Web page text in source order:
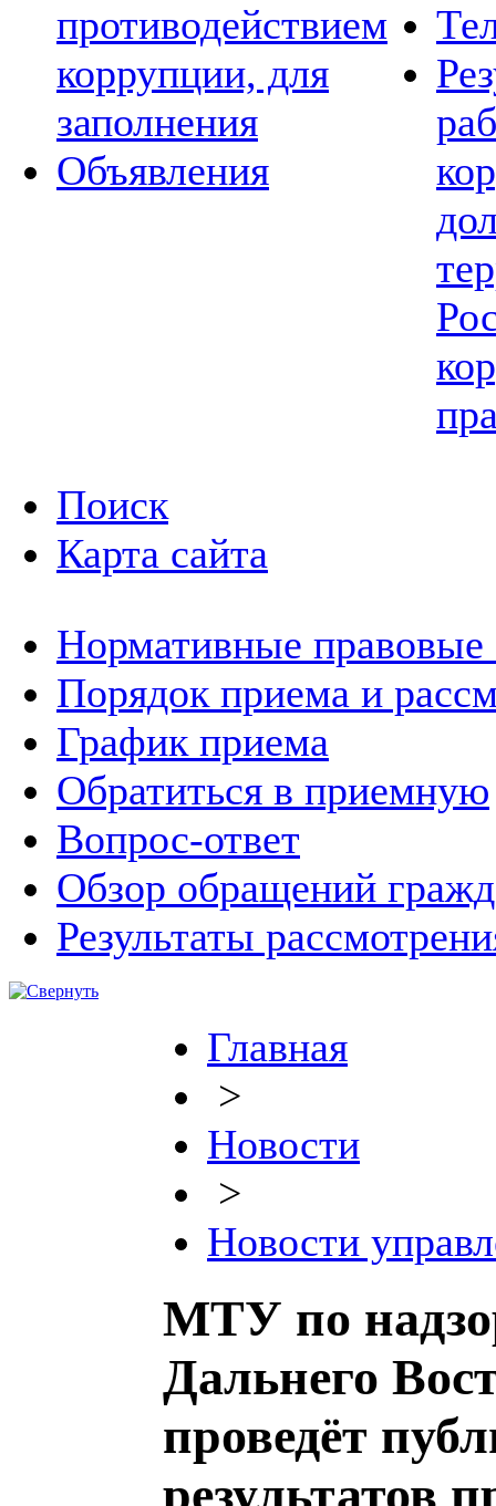
противодействием
коррупции, для
заполнения
Объявления
Поиск
Карта сайта
Нормативные правовые
Порядок приема и
График приема
Обратиться в приемную
Вопрос-ответ
Обзор обращений
Результаты
Главная
>
Новости
>
Новости
МТУ по
Дальнего
проведёт